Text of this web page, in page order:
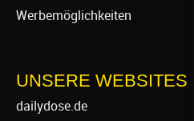
Werbemöglichkeiten
UNSERE WEBSITES
dailydose.de